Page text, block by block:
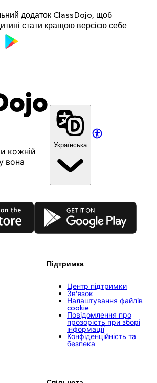
додаток ClassDojo, щоб
стати кращою версією себе
кожній
вона
Українська
Google Play
Підтримка
Центр підтримки
Зв’язок
Налаштування файлів
cookie
Повідомлення про
прозорість при зборі
інформації
Конфіденційність та
безпека